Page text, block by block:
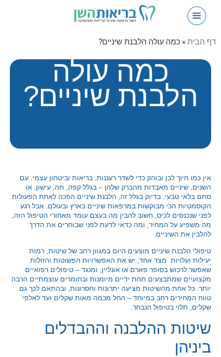
דף הבית»כמה עולה הלבנת שיניים?
כמה עולה
הלבנת שיניים?
אין כמו חיוך לבן ובוהק כדי לשדר רעננות, בריאות וביטחון עצמי. עם
השנים, שיניים מאבדות מהברק שלהן – בגלל קפה, תה, עישון, או
סתם בלאי טבעי. בדיוק בגלל זה, הלבנת שיניים הפכה לאחת הפעולות
הקוסמטיות הכי מבוקשות במרפאות שיניים בארץ ובעולם. אבל רגע
לפני שנכנסים לכיס, חשוב להבין מה בעצם עומד מאחורי הטיפול הזה,
מה משפיע על המחיר, ומה כדאי לדעת לפני שבוחרים את הדרך
להלבין את השיניים.
טיפולי הלבנת שיניים מוצעים היום במגוון רחב של שיטות, רמות
יעילות ועלויות. מצד אחד, יש את האפשרויות הפשוטות והזולות
שאפשר לרכוש בסופר פארם או אונליין, ומנגד – טיפולים רפואיים
מקצועיים שמתבצעים תחת ידיים מיומנות ובחומרים עוצמתיים הרבה
יותר. כל אחת מהשיטות מציעה יתרונות וחסרונות, ובהתאם לכך גם
טווח המחירים רחב במיוחד – החל מכמה מאות שקלים ועד לאלפי
שקלים, תלוי בטיפול הנבחר.
שיטות ההלבנה וההבדלים
ביניהן